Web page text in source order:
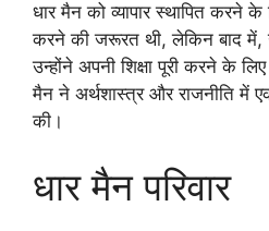
धार मैन को व्यापार स्थापित करने
करने की जरूरत थी, लेकिन बाद में,
उन्होंने अपनी शिक्षा पूरी करने के लिए
मैन ने अर्थशास्त्र और राजनीति में
की।
धार मैन परिवार